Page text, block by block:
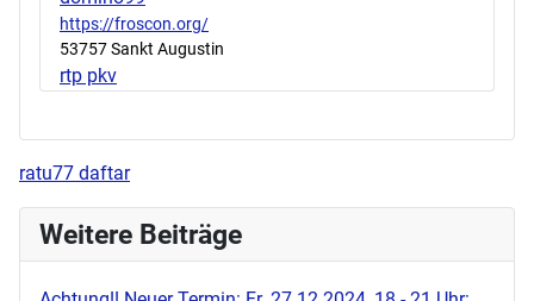
https://froscon.org/
53757 Sankt Augustin
rtp pkv
ratu77 daftar
Weitere Beiträge